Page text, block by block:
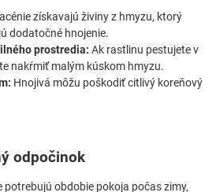
získavajú živiny z hmyzu, ktorý
dodatočné hnojenie.
prostredia: Ak rastlinu pestujete v
nakŕmiť malým kúskom hmyzu.
Hnojivá môžu poškodiť citlivý koreňový
odpočinok
potrebujú obdobie pokoja počas zimy,